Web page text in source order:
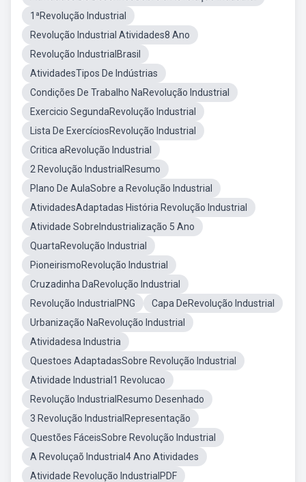
1ªRevolução Industrial
Revolução Industrial Atividades8 Ano
Revolução IndustrialBrasil
AtividadesTipos De Indústrias
Condições De Trabalho NaRevolução Industrial
Exercicio SegundaRevolução Industrial
Lista De ExercíciosRevolução Industrial
Critica aRevolução Industrial
2 Revolução IndustrialResumo
Plano De AulaSobre a Revolução Industrial
AtividadesAdaptadas História Revolução Industrial
Atividade SobreIndustrialização 5 Ano
QuartaRevolução Industrial
PioneirismoRevolução Industrial
Cruzadinha DaRevolução Industrial
Revolução IndustrialPNG
Capa DeRevolução Industrial
Urbanização NaRevolução Industrial
Atividadesa Industria
Questoes AdaptadasSobre Revolução Industrial
Atividade Industrial1 Revolucao
Revolução IndustrialResumo Desenhado
3 Revolução IndustrialRepresentação
Questões FáceisSobre Revolução Industrial
A Revoluçaõ Industrial4 Ano Atividades
Atividade Revolução IndustrialPDF